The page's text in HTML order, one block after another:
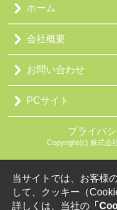
ホーム
会社概要
お問い合わせ
PCサイト
プライバ
Copyright(c) 株式会
当サイトでは、お客様
して、クッキー（
詳しくは、当社の 「